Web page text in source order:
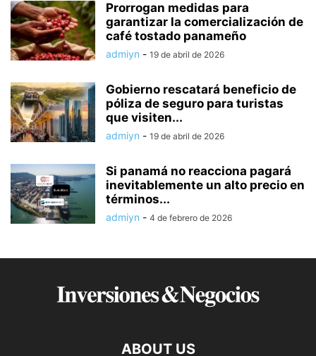
Prorrogan medidas para
garantizar la comercialización de
café tostado panameño
admiyn - 19 de abril de 2026
Gobierno rescatará beneficio de
póliza de seguro para turistas
que visiten...
admiyn - 19 de abril de 2026
Si panamá no reacciona pagará
inevitablemente un alto precio en
términos...
admiyn - 4 de febrero de 2026
ABOUT US